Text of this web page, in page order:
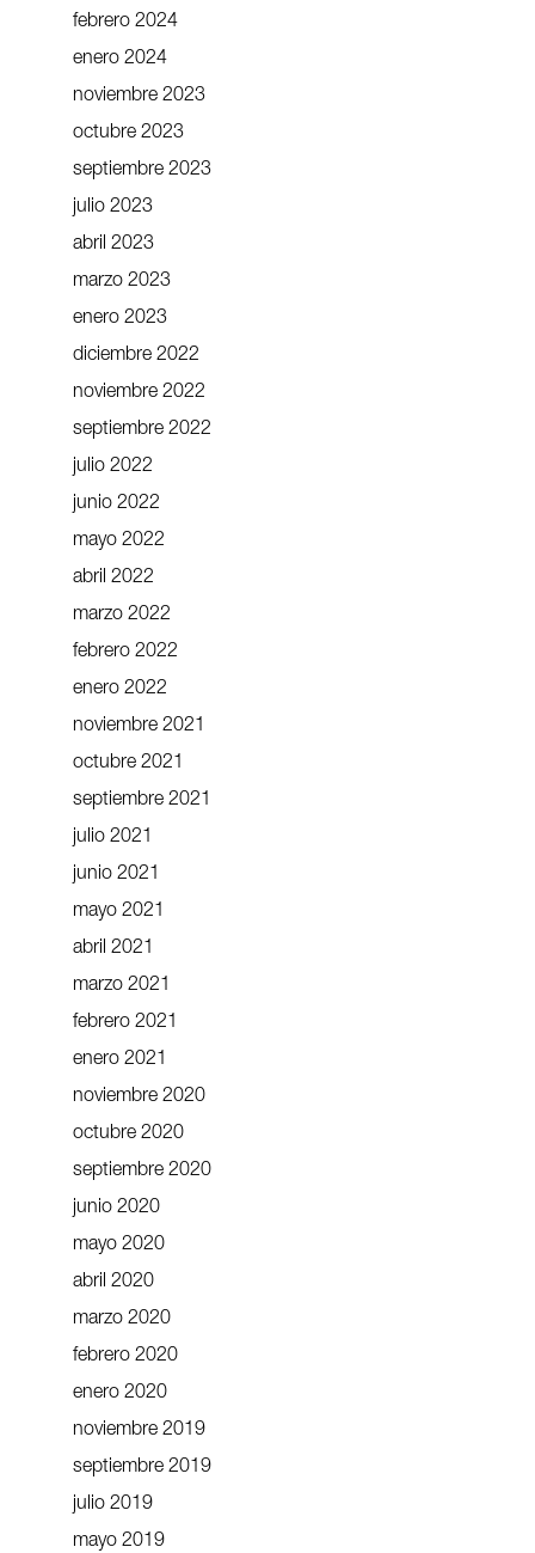
febrero 2024
enero 2024
noviembre 2023
octubre 2023
septiembre 2023
julio 2023
abril 2023
marzo 2023
enero 2023
diciembre 2022
noviembre 2022
septiembre 2022
julio 2022
junio 2022
mayo 2022
abril 2022
marzo 2022
febrero 2022
enero 2022
noviembre 2021
octubre 2021
septiembre 2021
julio 2021
junio 2021
mayo 2021
abril 2021
marzo 2021
febrero 2021
enero 2021
noviembre 2020
octubre 2020
septiembre 2020
junio 2020
mayo 2020
abril 2020
marzo 2020
febrero 2020
enero 2020
noviembre 2019
septiembre 2019
julio 2019
mayo 2019